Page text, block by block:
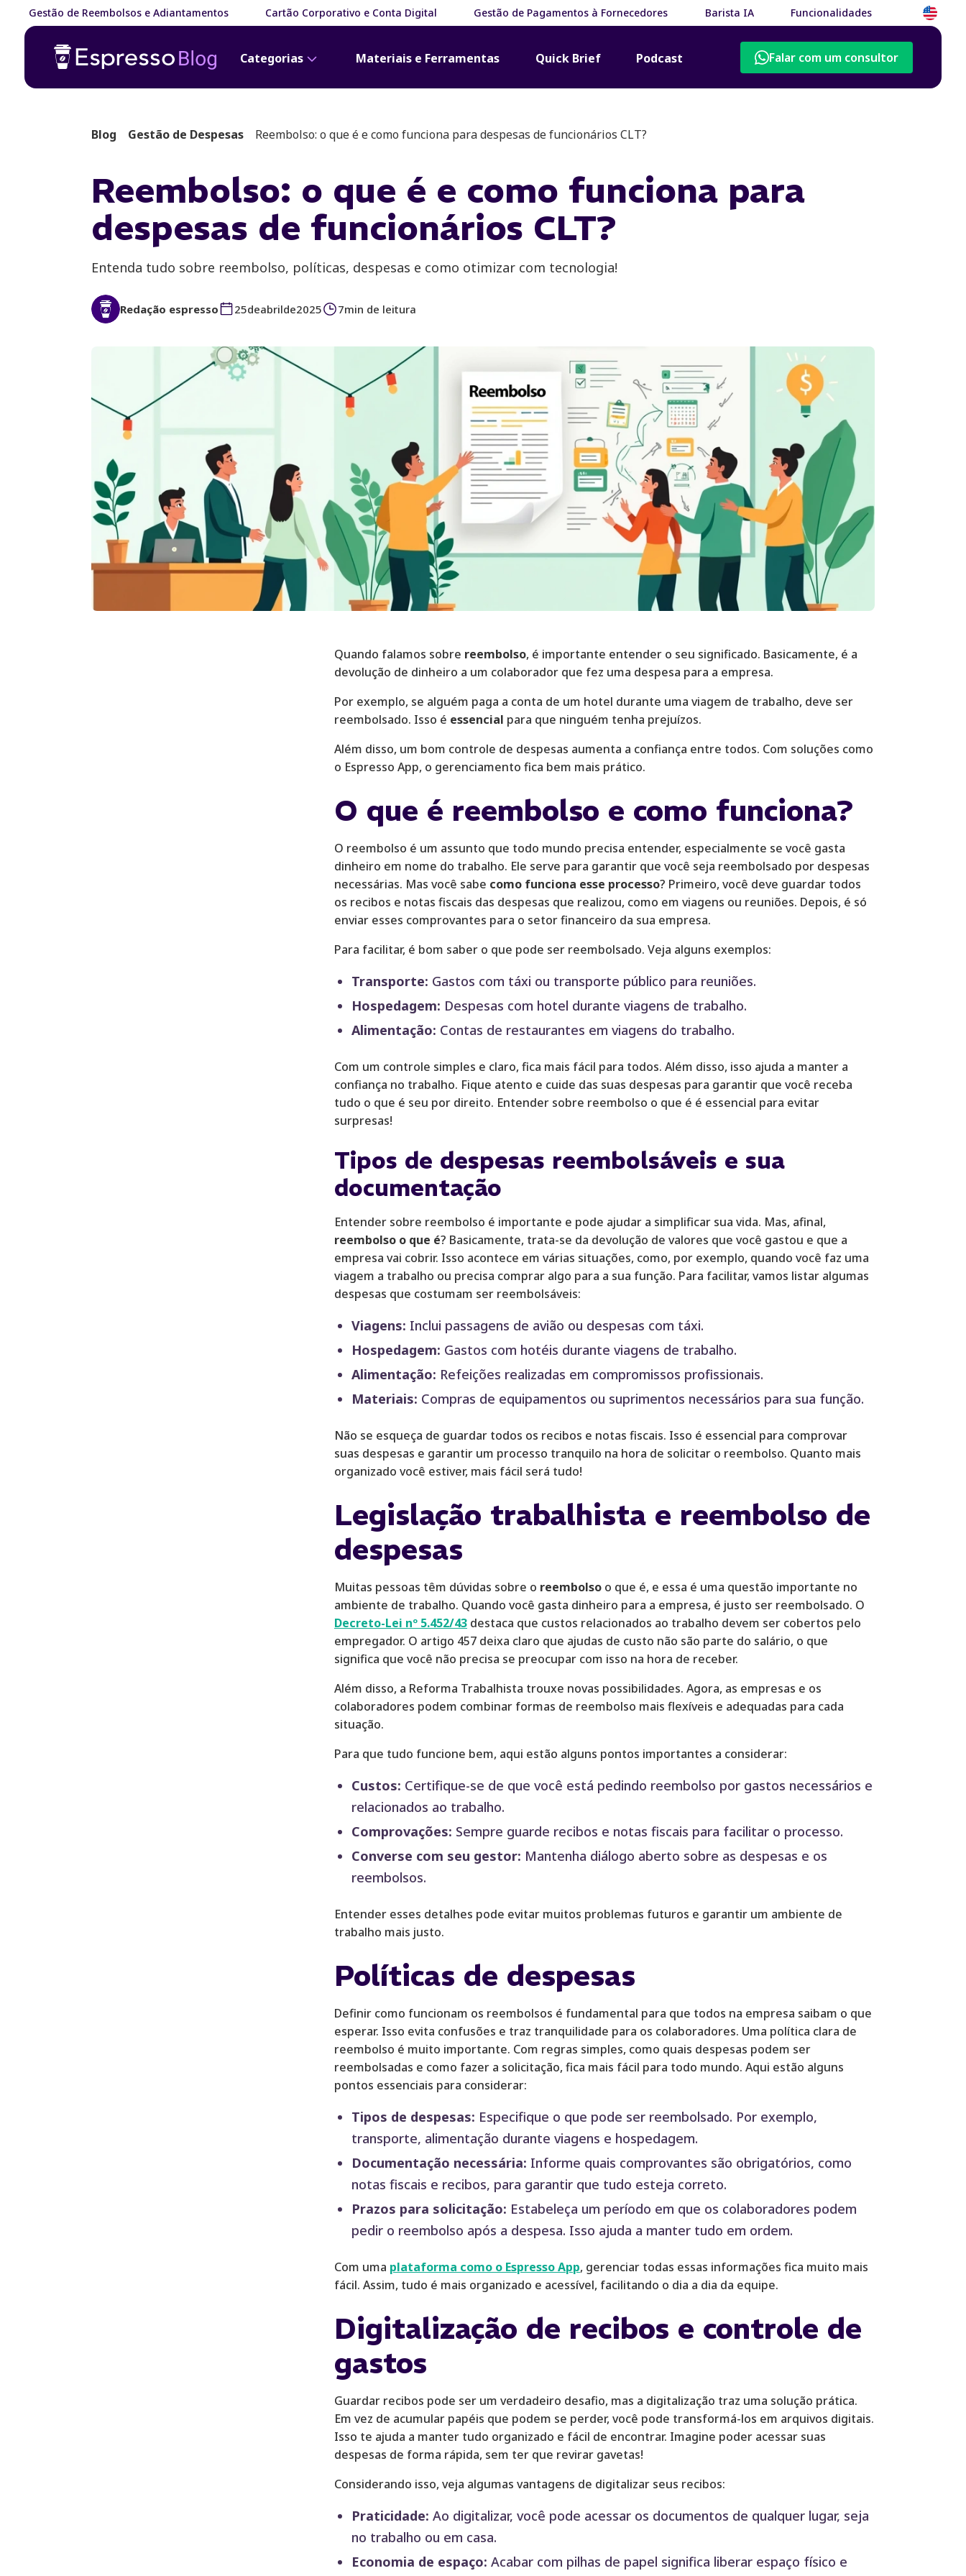
Gestão de Reembolsos e Adiantamentos Cartão Corporativo e Conta Digital Gestão de Pagamentos à Fornecedores Barista IA Funcionalidades
Categorias Materiais e Ferramentas Quick Brief Podcast Falar com um consultor
Blog Gestão de Despesas Reembolso: o que é e como funciona para despesas de funcionários CLT?
Reembolso: o que é e como funciona para
despesas de funcionários CLT?
Entenda tudo sobre reembolso, políticas, despesas e como otimizar com tecnologia!
Redação espresso 25deabrilde2025 7min de leitura
Quando falamos sobre reembolso, é importante entender o seu significado. Basicamente, é a
devolução de dinheiro a um colaborador que fez uma despesa para a empresa.
Por exemplo, se alguém paga a conta de um hotel durante uma viagem de trabalho, deve ser
reembolsado. Isso é essencial para que ninguém tenha prejuízos.
Além disso, um bom controle de despesas aumenta a confiança entre todos. Com soluções como
o Espresso App, o gerenciamento fica bem mais prático.
O que é reembolso e como funciona?
O reembolso é um assunto que todo mundo precisa entender, especialmente se você gasta
dinheiro em nome do trabalho. Ele serve para garantir que você seja reembolsado por despesas
necessárias. Mas você sabe como funciona esse processo? Primeiro, você deve guardar todos
os recibos e notas fiscais das despesas que realizou, como em viagens ou reuniões. Depois, é só
enviar esses comprovantes para o setor financeiro da sua empresa.
Para facilitar, é bom saber o que pode ser reembolsado. Veja alguns exemplos:
Transporte: Gastos com táxi ou transporte público para reuniões.
Hospedagem: Despesas com hotel durante viagens de trabalho.
Alimentação: Contas de restaurantes em viagens do trabalho.
Com um controle simples e claro, fica mais fácil para todos. Além disso, isso ajuda a manter a
confiança no trabalho. Fique atento e cuide das suas despesas para garantir que você receba
tudo o que é seu por direito. Entender sobre reembolso o que é é essencial para evitar
surpresas!
Tipos de despesas reembolsáveis e sua
documentação
Entender sobre reembolso é importante e pode ajudar a simplificar sua vida. Mas, afinal,
reembolso o que é? Basicamente, trata-se da devolução de valores que você gastou e que a
empresa vai cobrir. Isso acontece em várias situações, como, por exemplo, quando você faz uma
viagem a trabalho ou precisa comprar algo para a sua função. Para facilitar, vamos listar algumas
despesas que costumam ser reembolsáveis:
Viagens: Inclui passagens de avião ou despesas com táxi.
Hospedagem: Gastos com hotéis durante viagens de trabalho.
Alimentação: Refeições realizadas em compromissos profissionais.
Materiais: Compras de equipamentos ou suprimentos necessários para sua função.
Não se esqueça de guardar todos os recibos e notas fiscais. Isso é essencial para comprovar
suas despesas e garantir um processo tranquilo na hora de solicitar o reembolso. Quanto mais
organizado você estiver, mais fácil será tudo!
Legislação trabalhista e reembolso de
despesas
Muitas pessoas têm dúvidas sobre o reembolso o que é, e essa é uma questão importante no
ambiente de trabalho. Quando você gasta dinheiro para a empresa, é justo ser reembolsado. O
Decreto-Lei nº 5.452/43 destaca que custos relacionados ao trabalho devem ser cobertos pelo
empregador. O artigo 457 deixa claro que ajudas de custo não são parte do salário, o que
significa que você não precisa se preocupar com isso na hora de receber.
Além disso, a Reforma Trabalhista trouxe novas possibilidades. Agora, as empresas e os
colaboradores podem combinar formas de reembolso mais flexíveis e adequadas para cada
situação.
Para que tudo funcione bem, aqui estão alguns pontos importantes a considerar:
Custos: Certifique-se de que você está pedindo reembolso por gastos necessários e
relacionados ao trabalho.
Comprovações: Sempre guarde recibos e notas fiscais para facilitar o processo.
Converse com seu gestor: Mantenha diálogo aberto sobre as despesas e os
reembolsos.
Entender esses detalhes pode evitar muitos problemas futuros e garantir um ambiente de
trabalho mais justo.
Políticas de despesas
Definir como funcionam os reembolsos é fundamental para que todos na empresa saibam o que
esperar. Isso evita confusões e traz tranquilidade para os colaboradores. Uma política clara de
reembolso é muito importante. Com regras simples, como quais despesas podem ser
reembolsadas e como fazer a solicitação, fica mais fácil para todo mundo. Aqui estão alguns
pontos essenciais para considerar:
Tipos de despesas: Especifique o que pode ser reembolsado. Por exemplo,
transporte, alimentação durante viagens e hospedagem.
Documentação necessária: Informe quais comprovantes são obrigatórios, como
notas fiscais e recibos, para garantir que tudo esteja correto.
Prazos para solicitação: Estabeleça um período em que os colaboradores podem
pedir o reembolso após a despesa. Isso ajuda a manter tudo em ordem.
Com uma plataforma como o Espresso App, gerenciar todas essas informações fica muito mais
fácil. Assim, tudo é mais organizado e acessível, facilitando o dia a dia da equipe.
Digitalização de recibos e controle de
gastos
Guardar recibos pode ser um verdadeiro desafio, mas a digitalização traz uma solução prática.
Em vez de acumular papéis que podem se perder, você pode transformá-los em arquivos digitais.
Isso te ajuda a manter tudo organizado e fácil de encontrar. Imagine poder acessar suas
despesas de forma rápida, sem ter que revirar gavetas!
Considerando isso, veja algumas vantagens de digitalizar seus recibos:
Praticidade: Ao digitalizar, você pode acessar os documentos de qualquer lugar, seja
no trabalho ou em casa.
Economia de espaço: Acabar com pilhas de papel significa liberar espaço físico e